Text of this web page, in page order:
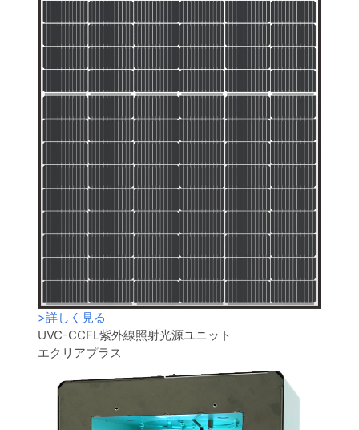
>詳しく見る
UVC-CCFL紫外線照射光源ユニット
エクリアプラス